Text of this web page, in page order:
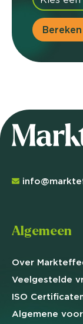
Algemeen
Over
Veelgestelde
ISO
Algemene